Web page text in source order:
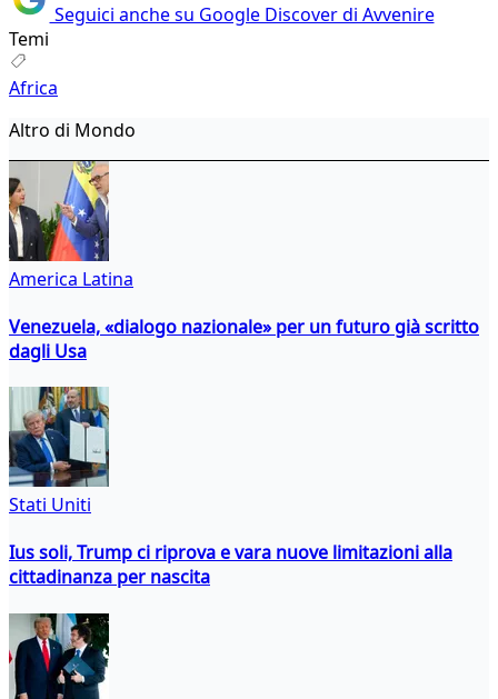
Seguici anche su Google Discover di Avvenire
Temi
Africa
Altro di Mondo
America Latina
Venezuela, «dialogo nazionale» per un futuro già scritto
dagli Usa
Stati Uniti
Ius soli, Trump ci riprova e vara nuove limitazioni alla
cittadinanza per nascita